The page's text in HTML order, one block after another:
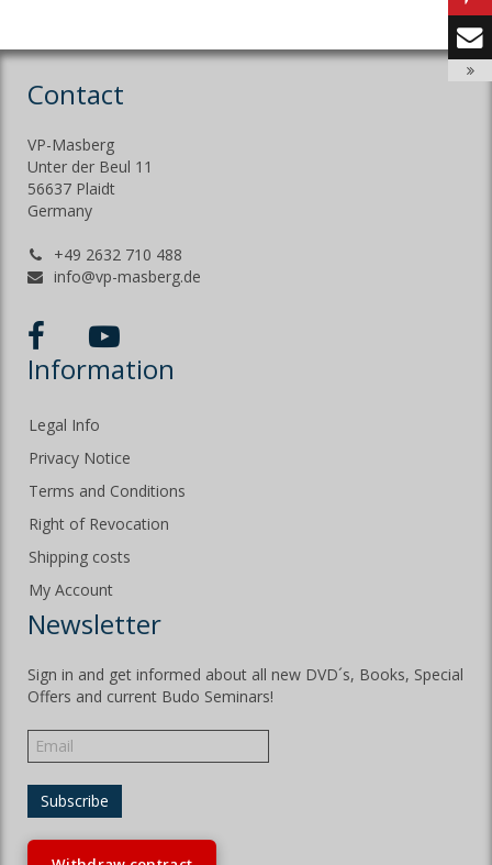
Contact
VP-Masberg
Unter der Beul 11
56637 Plaidt
Germany
+49 2632 710 488
info@vp-masberg.de
Information
Legal Info
Privacy Notice
Terms and Conditions
Right of Revocation
Shipping costs
My Account
Newsletter
Sign in and get informed about all new DVD´s, Books, Special
Offers and current Budo Seminars!